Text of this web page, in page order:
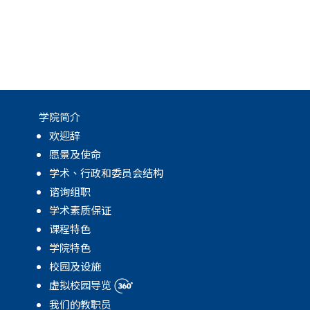
学院简介
欢迎辞
愿景及使命
学术、行政和委员会结构
谘询组职
学术素质保证
课程特色
学院特色
校园及设施
虚拟校园导览
我们的教职员